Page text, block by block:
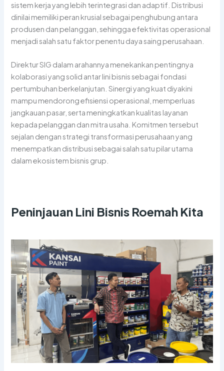
sistem kerja yang lebih terintegrasi dan adaptif. Distribusi
dinilai memiliki peran krusial sebagai penghubung antara
produsen dan pelanggan, sehingga efektivitas operasional
menjadi salah satu faktor penentu daya saing perusahaan.
Direktur SIG dalam arahannya menekankan pentingnya
kolaborasi yang solid antar lini bisnis sebagai fondasi
pertumbuhan berkelanjutan. Sinergi yang kuat diyakini
mampu mendorong efisiensi operasional, memperluas
jangkauan pasar, serta meningkatkan kualitas layanan
kepada pelanggan dan mitra usaha. Komitmen tersebut
sejalan dengan strategi transformasi perusahaan yang
menempatkan distribusi sebagai salah satu pilar utama
dalam ekosistem bisnis grup.
Peninjauan Lini Bisnis Roemah Kita